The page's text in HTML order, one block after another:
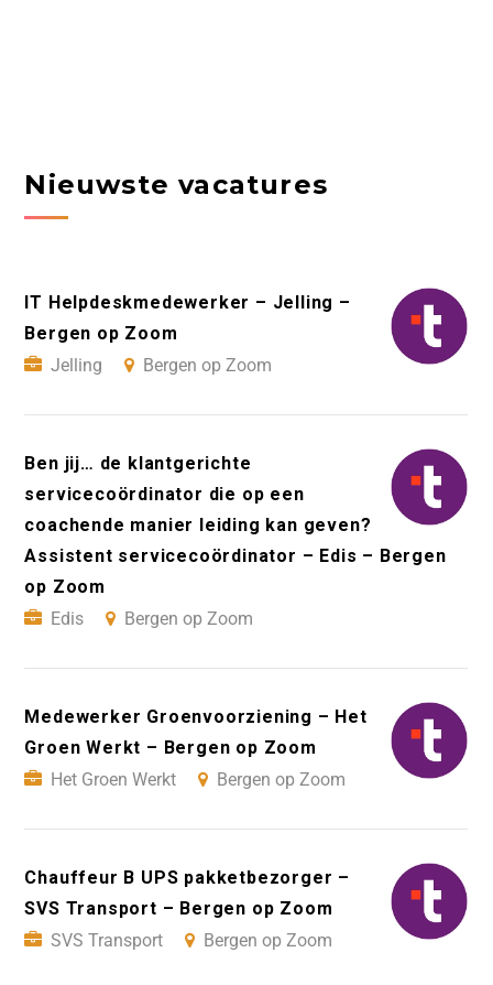
Nieuwste vacatures
IT Helpdeskmedewerker – Jelling –
Bergen op Zoom
Jelling
Bergen op Zoom
Ben jij… de klantgerichte
servicecoördinator die op een
coachende manier leiding kan geven?
Assistent servicecoördinator – Edis – Bergen
op Zoom
Edis
Bergen op Zoom
Medewerker Groenvoorziening – Het
Groen Werkt – Bergen op Zoom
Het Groen Werkt
Bergen op Zoom
Chauffeur B UPS pakketbezorger –
SVS Transport – Bergen op Zoom
SVS Transport
Bergen op Zoom